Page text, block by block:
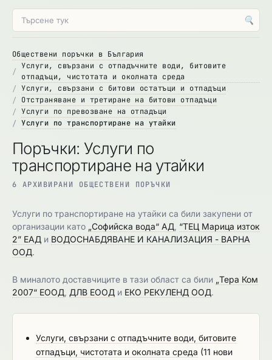
🔍
Обществени поръчки в България
Услуги, свързани с отпадъчните води, битовите
отпадъци, чистотата и околната среда
Услуги, свързани с битови остатъци и отпадъци
Отстраняване и третиране на битови отпадъци
Услуги по превозване на отпадъци
Услуги по транспортиране на утайки
Поръчки: Услуги по
транспортиране на утайки
6 АРХИВИРАНИ ОБЩЕСТВЕНИ ПОРЪЧКИ
Услуги по транспортиране на утайки са били закупени от
организации като „Софийска вода“ АД “ТЕЦ Марица изток
2” ЕАД и ВОДОСНАБДЯВАНЕ И КАНАЛИЗАЦИЯ - ВАРНА
ООД.
В миналото доставчиците в тази област са били „Тера Ком
2007“ ЕООД ДЛВ ЕООД и ЕКО РЕКУЛЕНД ООД.
Услуги, свързани с отпадъчните води, битовите
отпадъци, чистотата и околната среда (11 нови